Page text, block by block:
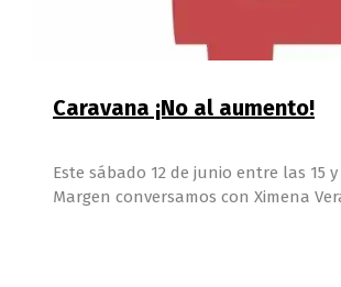
Caravana ¡No al aumento!
Este sábado 12 de junio entre las
Margen conversamos con Ximena